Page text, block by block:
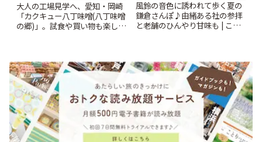
大人の工場見学へ、愛知・岡崎
「カクキュー八丁味噌(八丁味噌
の郷)」。試食や買い物も楽しみ
風鈴の音色に誘われて歩く夏の
鎌倉さんぽ♪由緒ある社の参拝
と老舗のひんやり甘味も | こと